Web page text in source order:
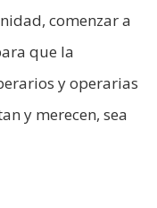
comenzar a
que la
y operarias
y merecen, sea